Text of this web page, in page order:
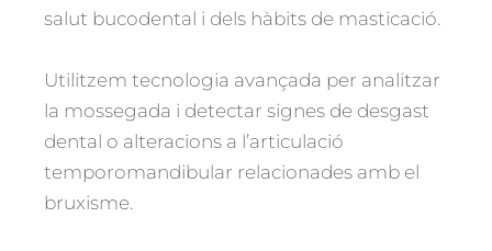
salut bucodental i dels hàbits de masticació.
Utilitzem tecnologia avançada per analitzar
la mossegada i detectar signes de desgast
dental o alteracions a l’articulació
temporomandibular relacionades amb el
bruxisme.